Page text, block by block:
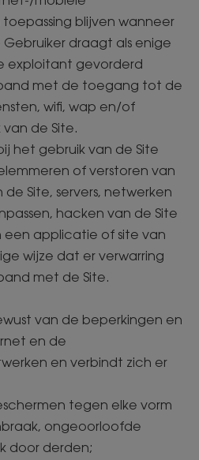
blijven wanneer
Gebruiker draagt als enige
exploitant gevorderd
met de toegang tot de
wifi, wap en/of
de Site.
het gebruik van de Site
of verstoren van
Site, servers, netwerken
hacken van de Site
applicatie of site van
wijze dat er verwarring
met de Site.
van de beperkingen en
en de
en verbindt zich er
tegen elke vorm
ongeoorloofde
door derden;